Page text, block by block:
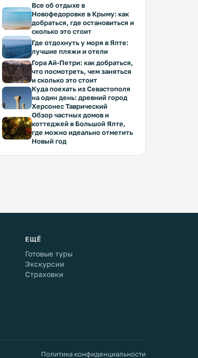
Все об отдыхе в
Новофедоровке в Крыму: как
добраться, где остановиться и
сколько это стоит
Где отдохнуть у моря в Ялте:
лучшие пляжи и отели
Гора Ай-Петри: как добраться,
что посмотреть, чем заняться
и сколько это стоит
Куда поехать из Севастополя
на один день: древний город
Херсонес Таврический
Обзор частных домов и
коттеджей в Большой Ялте,
где можно идеально отметить
Новый год
ЕЩЁ
Готовые туры
Экскурсии
Страховки
Политика конфиденциальности